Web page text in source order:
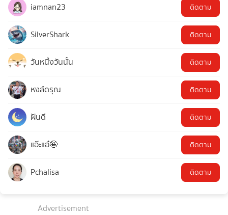
iamnan23 ติดตาม
SilverShark ติดตาม
วันหนึ่งวันนั้น ติดตาม
หงส์ดรุณ ติดตาม
ฝันดี ติดตาม
แอ๊ะแอ๋🤪 ติดตาม
Pchalisa ติดตาม
Advertisement